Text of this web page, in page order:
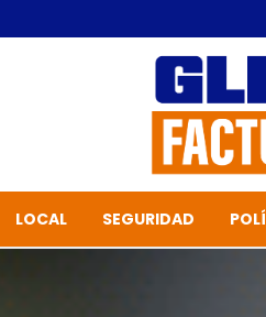
LOCAL SEGURIDAD